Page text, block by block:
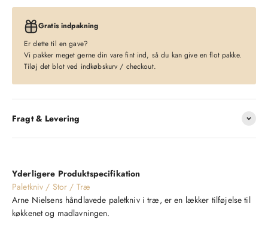
Gratis indpakning
Er dette til en gave?
Vi pakker meget gerne din vare fint ind, så du kan give en flot pakke.
Tiløj det blot ved indkøbskurv / checkout.
Fragt & Levering
Yderligere Produktspecifikation
Paletkniv / Stor / Træ
Arne Nielsens håndlavede paletkniv i træ, er en lækker tilføjelse til
køkkenet og madlavningen.